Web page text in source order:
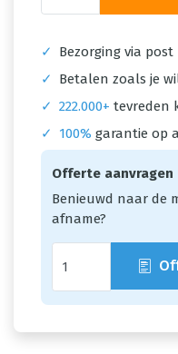
✓ Bezorging via post
✓
Betalen zoals je
✓ 222.000+ tevreden
✓
100% garantie op
Offerte aanvragen
Benieuwd naar de
afname?